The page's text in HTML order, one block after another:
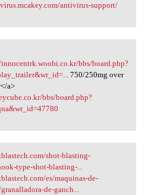
antivirus-support/
innocentrk bbs/board.php?
750/250mg over
a>
bbs/board.php?
shot
shot-blasting-
type-shot-blasting-...
es/maquinas-de-
de-ganch...